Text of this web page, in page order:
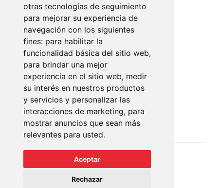
otras tecnologías de seguimiento
para mejorar su experiencia de
navegación con los siguientes
fines: para habilitar la
funcionalidad básica del sitio web,
para brindar una mejor
experiencia en el sitio web, medir
su interés en nuestros productos
y servicios y personalizar las
interacciones de marketing, para
mostrar anuncios que sean más
relevantes para usted.
Aceptar
Rechazar
+34 971 902 011
info@mundopisos.com
Lope de Vega, 2
07013 Palma de Mallorca
+34 971 910 801
info@mundopisos.com